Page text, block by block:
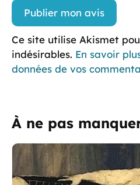
Ce site utilise Akismet
indésirables. En savoir
données de vos
À ne pas